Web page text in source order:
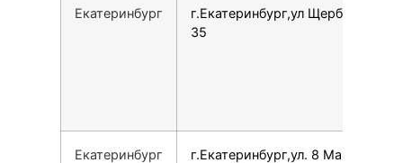
Екатеринбург
г.Екатеринбург,ул Щербакова,
35
Екатеринбург
г.Екатеринбург,ул. 8 Марта, 146